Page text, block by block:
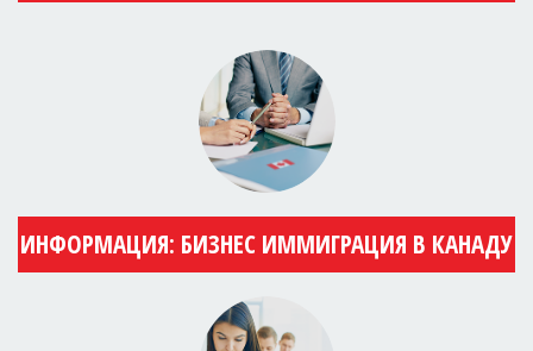
ИНФОРМАЦИЯ: БИЗНЕС ИММИГРАЦИЯ В КАНАДУ